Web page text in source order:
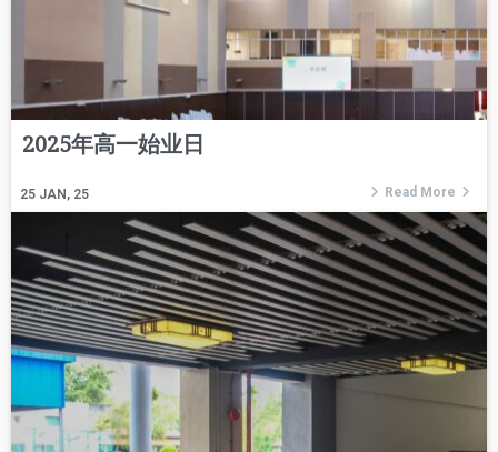
2025年高一始业日
25 JAN, 25 Read More